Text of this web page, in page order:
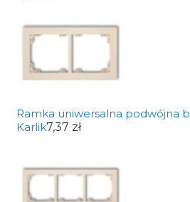
Ramka uniwersalna podwójna
Karlik7,37 zł